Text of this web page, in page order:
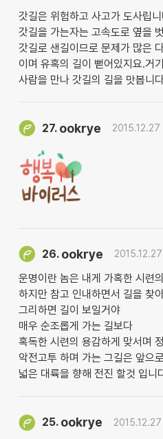
갓길은 위험하고 사고가 도사립
갓길을 가는자는 고속도로 옆을
갓길로 샌길이므로 문제가 많은
이며 유혹의 길이 뻗어있지요.거
사람을 만나 갓길의 길을 맛봅니
27. ookrye
26. ookrye
운명이란 놈은 내게 가혹한 시련
하지만 참고 인내하면서 길을 찾
그리하면 길이 보일거야
매우 순조롭게 가는 길보다
혹독한 시련의 용감하게 맞서며
악전고투 하며 가는 그길은 앞으
넓은 대륙을 향해 전진 할것 입니
25. ookrye